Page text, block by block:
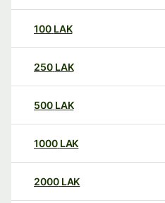
100 LAK
250 LAK
500 LAK
1000 LAK
2000 LAK